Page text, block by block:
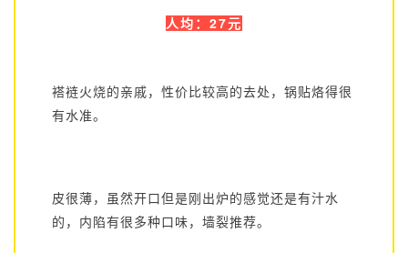
人均：27元
褡裢火烧的亲戚，性价比较高的去处，锅贴烙得很
有水准。
皮很薄，虽然开口但是刚出炉的感觉还是有汁水
的，内陷有很多种口味，墙裂推荐。